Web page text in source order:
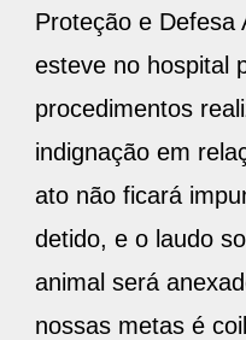
Proteção e Defesa
esteve no hospital
procedimentos
indignação em
ato não ficará
detido, e o laudo
animal será
nossas metas é